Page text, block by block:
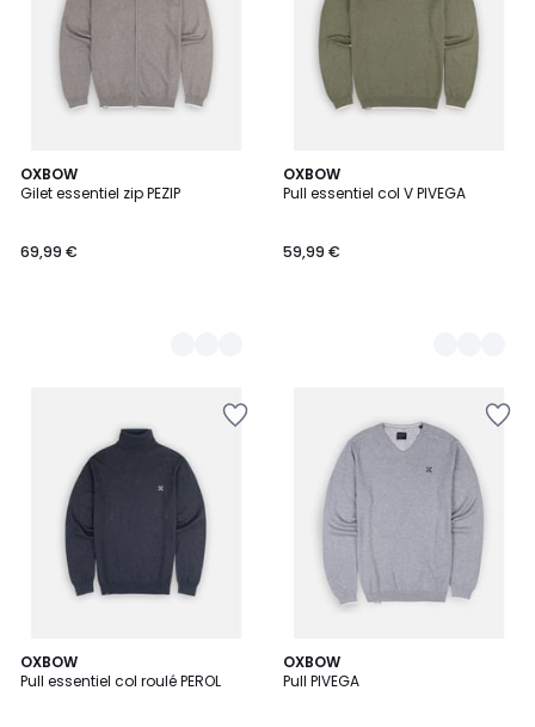
OXBOW
Gilet essentiel zip PEZIP
69,99 €
3
Couleurs
OXBOW
Pull essentiel col V PIVEGA
59,99 €
5
Couleurs
OXBOW
Pull essentiel col roulé PEROL
OXBOW
Pull PIVEGA
2
Couleurs